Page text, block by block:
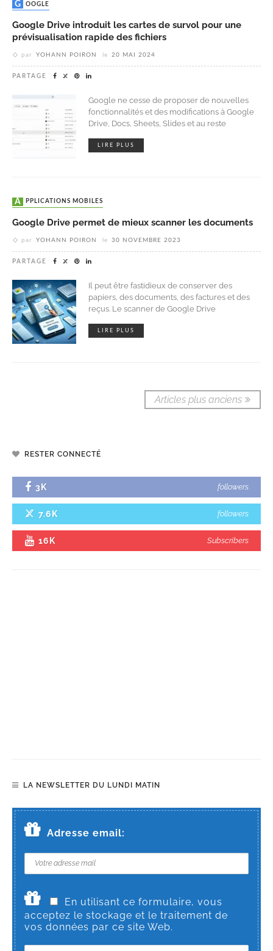
GOOGLE
Google Drive introduit les cartes de survol pour une
prévisualisation rapide des fichiers
par YOHANN POIRON le 20 MAI 2024
PARTAGE
Google ne cesse de proposer de nouvelles
fonctionnalités et des modifications à Google
Drive, Docs, Sheets, Slides et au reste
LIRE PLUS
APPLICATIONS MOBILES
Google Drive permet de mieux scanner les documents
par YOHANN POIRON le 30 NOVEMBRE 2023
PARTAGE
Il peut être fastidieux de conserver des
papiers, des documents, des factures et des
reçus. Le scanner de Google Drive
LIRE PLUS
Articles plus anciens
RESTER CONNECTÉ
3K followers
7.6K followers
16K Subscribers
LA NEWSLETTER DU LUNDI MATIN
Adresse email:
En utilisant ce formulaire, vous
acceptez le stockage et le traitement de
vos données par ce site Web.